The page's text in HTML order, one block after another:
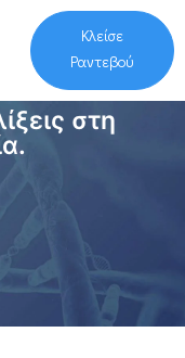
Κλείσε
Ραντεβού
στη